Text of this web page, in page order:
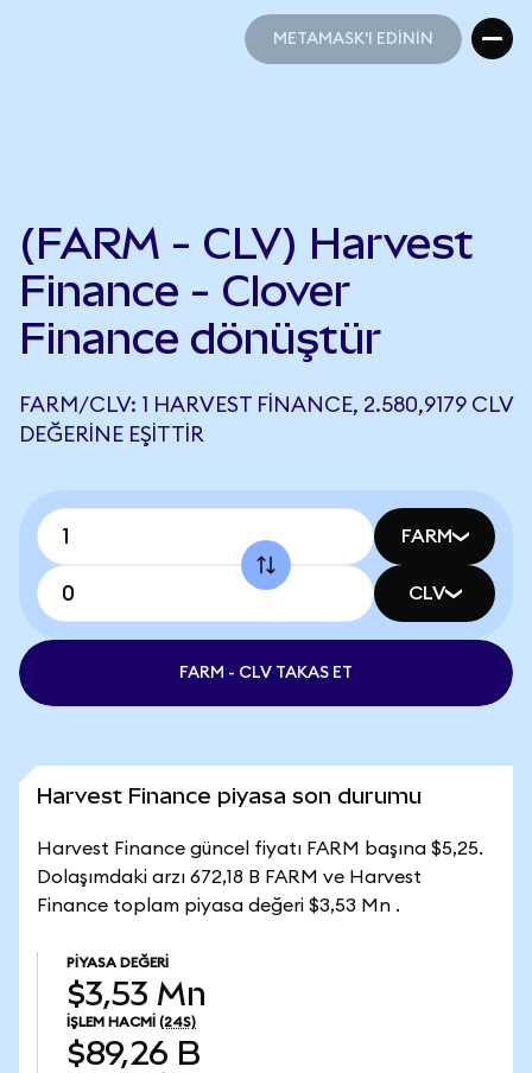
METAMASK'I EDİNİN
(FARM - CLV) Harvest
Finance - Clover
Finance dönüştür
FARM/CLV: 1 HARVEST FINANCE, 2.580,9179 CLV
DEĞERINE EŞITTIR
FARM
CLV
FARM - CLV TAKAS ET
Harvest Finance piyasa son durumu
Harvest Finance güncel fiyatı FARM başına $5,25.
Dolaşımdaki arzı 672,18 B FARM ve Harvest
Finance toplam piyasa değeri $3,53 Mn .
PIYASA DEĞERI
$3,53 Mn
İŞLEM HACMI (24S)
$89,26 B